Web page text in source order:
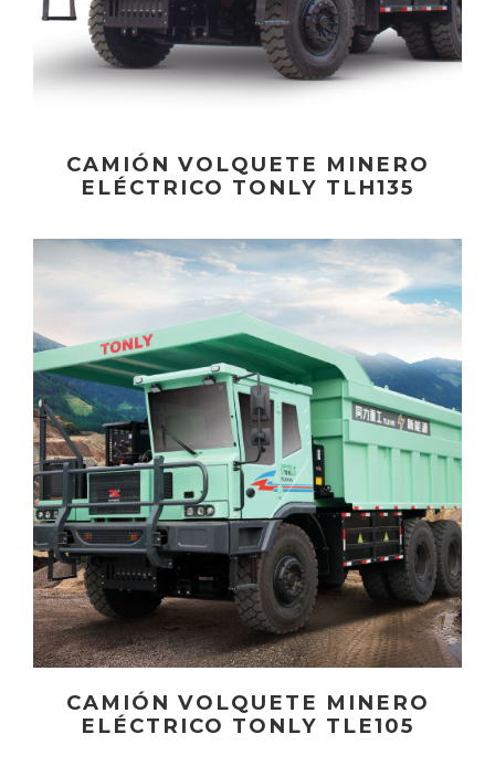
CAMIÓN VOLQUETE MINERO
ELÉCTRICO TONLY TLH135
CAMIÓN VOLQUETE MINERO
ELÉCTRICO TONLY TLE105